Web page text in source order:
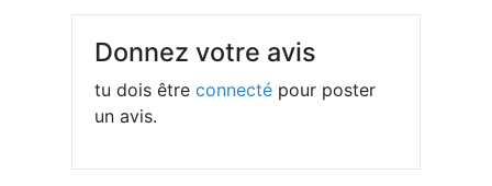
Donnez votre avis
tu dois êtreconnecté pour poster
un avis.